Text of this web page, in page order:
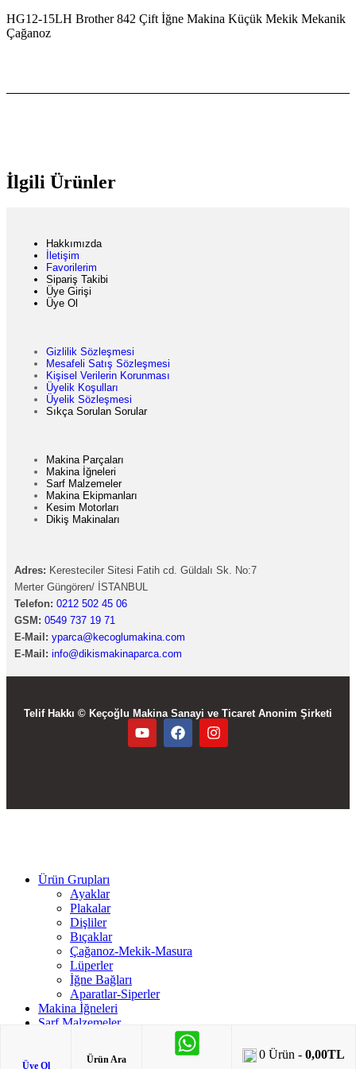
HG12-15LH Brother 842 Çift İğne Makina Küçük Mekik Mekanik
Çağanoz
İlgili Ürünler
Hakkımızda
İletişim
Favorilerim
Sipariş Takibi
Üye Girişi
Üye Ol
Gizlilik Sözleşmesi
Mesafeli Satış Sözleşmesi
Kişisel Verilerin Korunması
Üyelik Koşulları
Üyelik Sözleşmesi
Sıkça Sorulan Sorular
Makina Parçaları
Makina İğneleri
Sarf Malzemeler
Makina Ekipmanları
Kesim Motorları
Dikiş Makinaları
Adres: Keresteciler Sitesi Fatih cd. Güldalı Sk. No:7
Merter Güngören/ İSTANBUL
Telefon: 0212 502 45 06
GSM: 0549 737 19 71
E-Mail: yparca@kecoglumakina.com
E-Mail: info@dikismakinaparca.com
Telif Hakkı © Keçoğlu Makina Sanayi ve Ticaret Anonim Şirketi
Üye Ol
Ürün Ara 0Ürün - 0,00TL
Ürün Grupları
Ayaklar
Plakalar
Dişliler
Bıçaklar
Çağanoz-Mekik-Masura
Lüperler
İğne Bağları
Aparatlar-Siperler
Makina İğneleri
Sarf Malzemeler
Kesim Motorları
Dikiş Makinaları